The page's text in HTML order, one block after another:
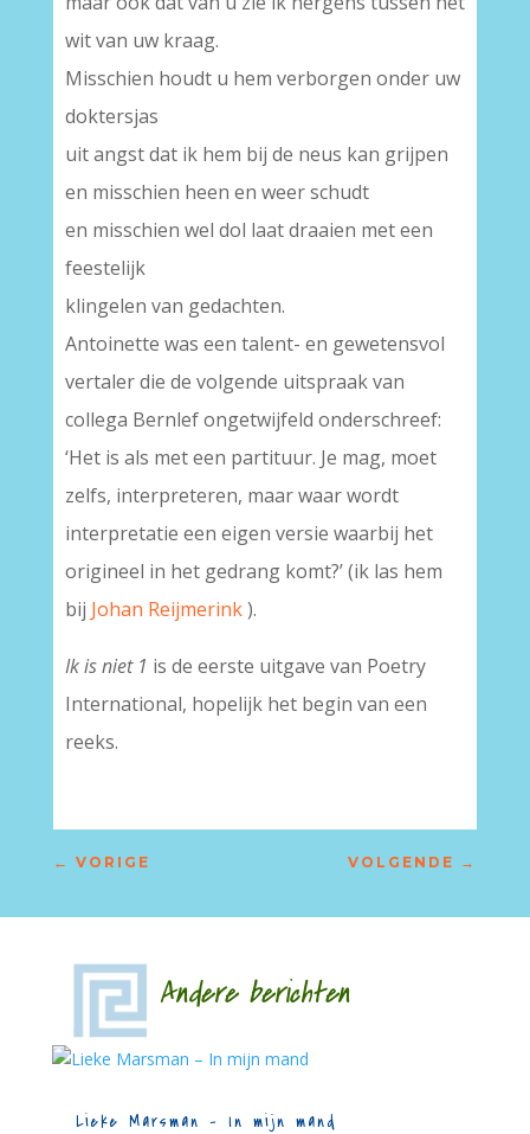
wit van uw kraag.
Misschien houdt u hem verborgen onder uw
doktersjas
uit angst dat ik hem bij de neus kan grijpen
en misschien heen en weer schudt
en misschien wel dol laat draaien met een
feestelijk
klingelen van gedachten.
Antoinette was een talent- en gewetensvol
vertaler die de volgende uitspraak van
collega Bernlef ongetwijfeld onderschreef:
‘Het is als met een partituur. Je mag, moet
zelfs, interpreteren, maar waar wordt
interpretatie een eigen versie waarbij het
origineel in het gedrang komt?’ (ik las hem
bij Johan Reijmerink).
Ik is niet 1 is de eerste uitgave van Poetry
International, hopelijk het begin van een
reeks.
← VORIGE VOLGENDE →
Andere berichten
Lieke Marsman – In mijn mand